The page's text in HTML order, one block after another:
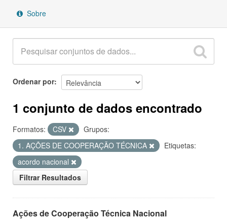
Sobre
Ordenar por
1 conjunto de dados encontrado
Formatos: CSV
Grupos:
1. AÇÕES DE COOPERAÇÃO TÉCNICA
Etiquetas:
acordo nacional
Filtrar Resultados
Ações de Cooperação Técnica Nacional